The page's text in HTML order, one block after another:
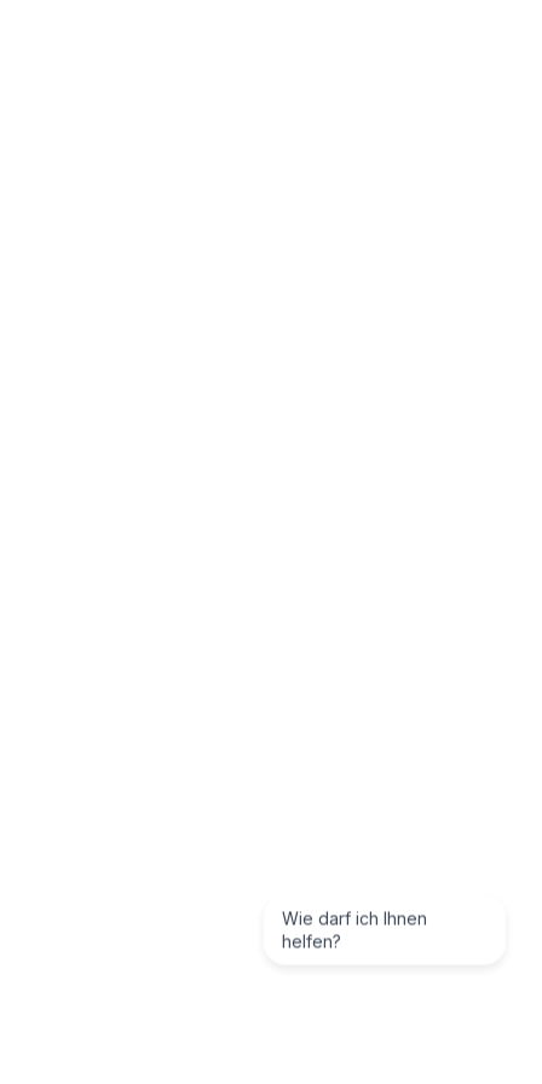
Wie darf ich Ihnen
helfen?